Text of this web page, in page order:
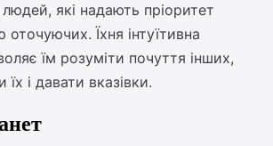
які надають пріоритет
оточуючих. Їхня інтуїтивна
їм розуміти почуття інших,
і давати вказівки.